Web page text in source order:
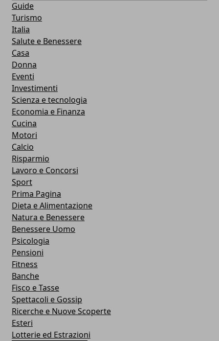
Guide
Turismo
Italia
Salute e Benessere
Casa
Donna
Eventi
Investimenti
Scienza e tecnologia
Economia e Finanza
Cucina
Motori
Calcio
Risparmio
Lavoro e Concorsi
Sport
Prima Pagina
Dieta e Alimentazione
Natura e Benessere
Benessere Uomo
Psicologia
Pensioni
Fitness
Banche
Fisco e Tasse
Spettacoli e Gossip
Ricerche e Nuove Scoperte
Esteri
Lotterie ed Estrazioni